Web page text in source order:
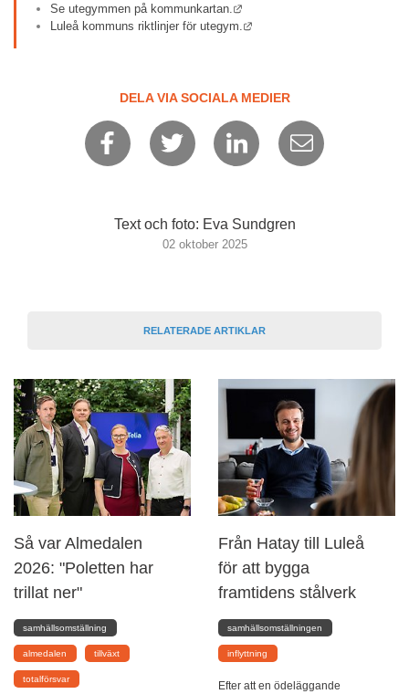
Se utegymmen på kommunkartan.
Länk till annan webbplats.
Luleå kommuns riktlinjer för utegym.
Länk till annan webbplats.
DELA VIA SOCIALA MEDIER
Text och foto: Eva Sundgren
02 oktober 2025
RELATERADE ARTIKLAR
Så var Almedalen
2026: "Poletten har
trillat ner"
samhällsomställning
almedalen tillväxt
totalförsvar
Från Hatay till Luleå
för att bygga
framtidens stålverk
samhällsomställningen
inflyttning
Efter att en ödeläggande